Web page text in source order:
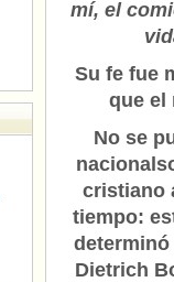
mí, el
Su fe fue
que el
No se
cristiano
tiempo:
Dietrich